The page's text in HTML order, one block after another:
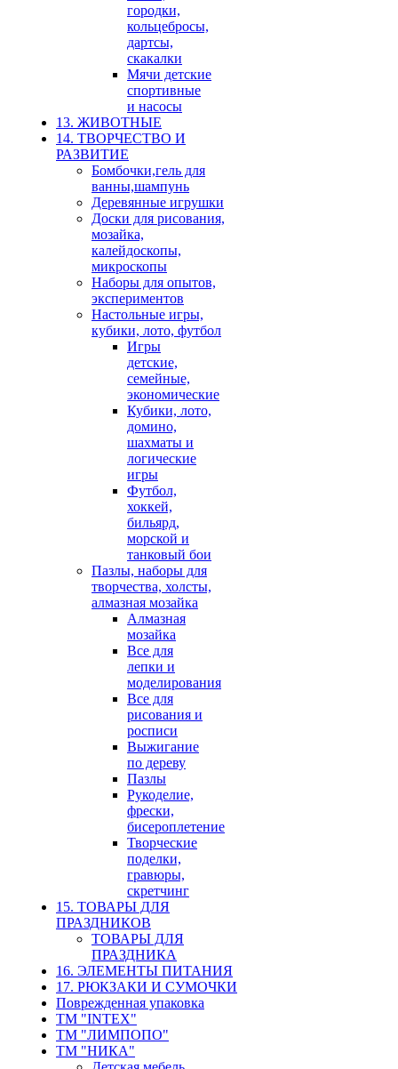
городки,
кольцебросы,
дартсы,
скакалки
Мячи детские
спортивные
и насосы
13. ЖИВОТНЫЕ
14. ТВОРЧЕСТВО И
РАЗВИТИЕ
Бомбочки,гель для
ванны,шампунь
Деревянные игрушки
Доски для рисования,
мозайка,
калейдоскопы,
микроскопы
Наборы для опытов,
экспериментов
Настольные игры,
кубики, лото, футбол
Игры
детские,
семейные,
экономические
Кубики, лото,
домино,
шахматы и
логические
игры
Футбол,
хоккей,
бильярд,
морской и
танковый бои
Пазлы, наборы для
творчества, холсты,
алмазная мозайка
Алмазная
мозайка
Все для
лепки и
моделирования
Все для
рисования и
росписи
Выжигание
по дереву
Пазлы
Рукоделие,
фрески,
бисероплетение
Творческие
поделки,
гравюры,
скретчинг
15. ТОВАРЫ ДЛЯ
ПРАЗДНИКОВ
ТОВАРЫ ДЛЯ
ПРАЗДНИКА
16. ЭЛЕМЕНТЫ ПИТАНИЯ
17. РЮКЗАКИ И СУМОЧКИ
Поврежденная упаковка
ТМ "INTEX"
ТМ "ЛИМПОПО"
ТМ "НИКА"